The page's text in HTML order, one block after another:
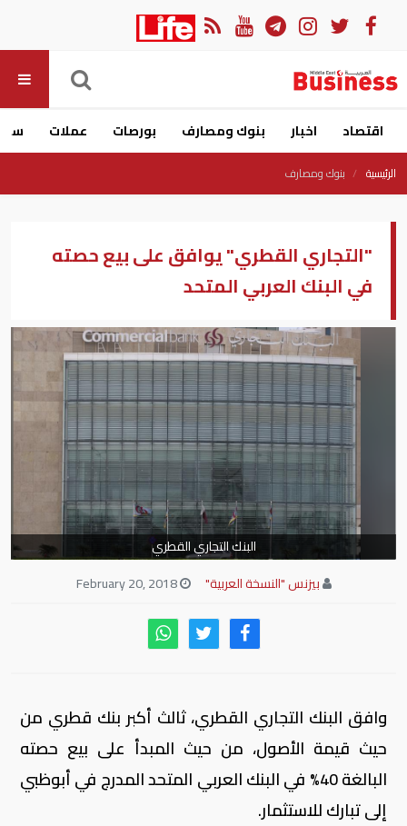
اقتصاد اخبار بنوك ومصارف بورصات عملات
الرئيسية بنوك ومصارف
"التجاري القطري" يوافق على بيع حصته
في البنك العربي المتحد
البنك التجاري القطري
بيزنس "النسخة العربية"
February 20, 2018
وافق البنك التجاري القطري، ثالث أكبر بنك قطري من
حيث قيمة الأصول، من حيث المبدأ على بيع حصته
البالغة 40% في البنك العربي المتحد المدرج في أبوظبي
إلى تبارك للاستثمار.